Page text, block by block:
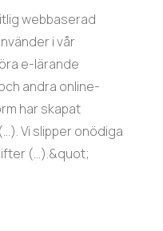
webbaserad
i vår
e-lärande
andra online-
har skapat
Vi slipper onödiga
(...).&quot;